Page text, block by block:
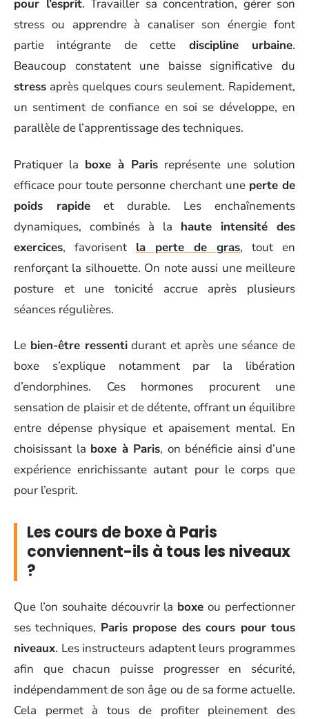
pour l’esprit. Travailler sa concentration, gérer son
stress ou apprendre à canaliser son énergie font
partie intégrante de cette discipline urbaine.
Beaucoup constatent une baisse significative du
stress après quelques cours seulement. Rapidement,
un sentiment de confiance en soi se développe, en
parallèle de l’apprentissage des techniques.
Pratiquer la boxe à Paris représente une solution
efficace pour toute personne cherchant une perte de
poids rapide et durable. Les enchaînements
dynamiques, combinés à la haute intensité des
exercices, favorisent la perte de gras, tout en
renforçant la silhouette. On note aussi une meilleure
posture et une tonicité accrue après plusieurs
séances régulières.
Le bien-être ressentidurant et après une séance de
boxe s’explique notamment par la libération
d’endorphines. Ces hormones procurent une
sensation de plaisir et de détente, offrant un équilibre
entre dépense physique et apaisement mental. En
choisissant la boxe à Paris, on bénéficie ainsi d’une
expérience enrichissante autant pour le corps que
pour l’esprit.
Les cours de boxe à Paris
conviennent-ils à tous les niveaux
?
Que l’on souhaite découvrir la boxe ou perfectionner
ses techniques, Paris propose des cours pour tous
niveaux. Les instructeurs adaptent leurs programmes
afin que chacun puisse progresser en sécurité,
indépendamment de son âge ou de sa forme actuelle.
Cela permet à tous de profiter pleinement des